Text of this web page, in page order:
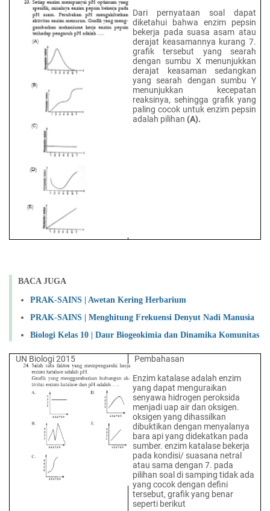
Dari pernyataan soal dapat
diketahui bahwa enzim pepsin
bekerja pada suasa asam atau
derajat keasamannya kurang 7.
grafik tersebut yang searah
dengan sumbu X menunjukkan
derajat keasaman sedangkan
yang searah dengan sumbu Y
menunjukkan kecepatan
reaksinya, sehingga grafik yang
paling cocok untuk enzim pepsin
adalah pilihan (A).
BACA JUGA
PRAK-SAINS | Awetan Kering Herbarium
PRAK-SAINS | Menghitung Frekuensi Denyut Nadi Manusia
Biologi Kelas 10 | Daur Biogeokimia dan Dinamika Komunitas
UN Biologi 2015
Pembahasan
Enzim katalase adalah enzim
yang dapat menguraikan
senyawa hidrogen peroksida
menjadi uap air dan oksigen.
oksigen yang dihassilkan
dibuktikan dengan menyalanya
bara api yang didekatkan pada
sumber. enzim katalase bekerja
pada kondisi/ suasana netral
atau sama dengan 7. pada
pilihan soal di samping tidak ada
yang cocok dengan defini
tersebut, grafik yang benar
seperti berikut